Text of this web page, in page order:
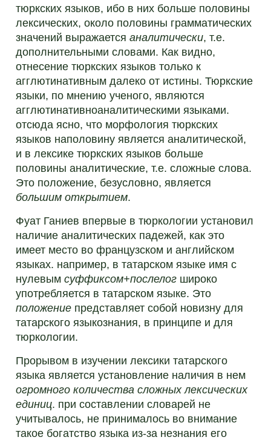
тюркских языков, ибо в них больше половины
лексических, около половины грамматических
значений выражаетсяаналитически, т.е.
дополнительными словами. Как видно,
отнесение тюркских языков только к
агглютинативным далеко от истины. Тюркские
языки, по мнению ученого, являются
агглютинативноаналитическими языками.
отсюда ясно, что морфология тюркских
языков наполовину является аналитической,
и в лексике тюркских языков больше
половины аналитические, т.е. сложные слова.
Это положение, безусловно, является
большим открытием.
Фуат Ганиев впервые в тюркологии установил
наличие аналитических падежей, как это
имеет место во французском и английском
языках. например, в татарском языке имя с
нулевымсуффиксом+послелог широко
употребляется в татарском языке. Это
положение представляет собой новизну для
татарского языкознания, в принципе и для
тюркологии.
Прорывом в изучении лексики татарского
языка является установление наличия в нем
огромного количества сложных лексических
единиц. при составлении словарей не
учитывалось, не принималось во внимание
такое богатство языка из-за незнания его